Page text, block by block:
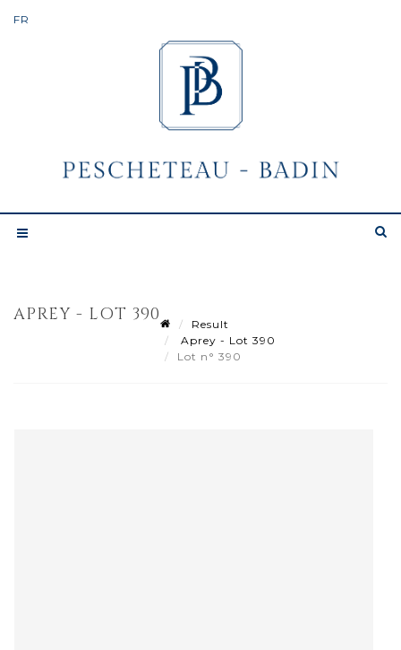
APREY - LOT 390
Result
Aprey - Lot 390
Lot n° 390